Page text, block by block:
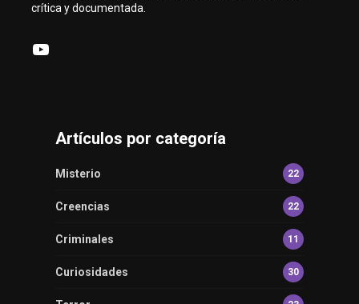
crítica y documentada.
YouTube
Artículos por categoría
Misterio 22
Creencias 22
Criminales 11
Curiosidades 30